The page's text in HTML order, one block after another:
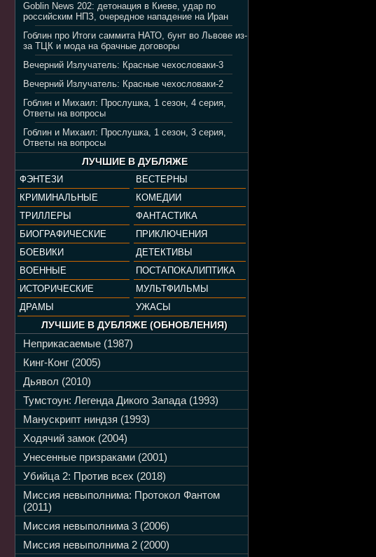
Goblin News 202: детонация в Киеве, удар по
российским НПЗ, очередное нападение на Иран
Гоблин про Итоги саммита НАТО, бунт во Львове из-
за ТЦК и мода на брачные договоры
Вечерний Излучатель: Красные чехословаки-3
Вечерний Излучатель: Красные чехословаки-2
Гоблин и Михаил: Прослушка, 1 сезон, 4 серия,
Ответы на вопросы
Гоблин и Михаил: Прослушка, 1 сезон, 3 серия,
Ответы на вопросы
ЛУЧШИЕ В ДУБЛЯЖЕ
ФЭНТЕЗИ
ВЕСТЕРНЫ
КРИМИНАЛЬНЫЕ
КОМЕДИИ
ТРИЛЛЕРЫ
ФАНТАСТИКА
БИОГРАФИЧЕСКИЕ
ПРИКЛЮЧЕНИЯ
БОЕВИКИ
ДЕТЕКТИВЫ
ВОЕННЫЕ
ПОСТАПОКАЛИПТИКА
ИСТОРИЧЕСКИЕ
МУЛЬТФИЛЬМЫ
ДРАМЫ
УЖАСЫ
ЛУЧШИЕ В ДУБЛЯЖЕ (ОБНОВЛЕНИЯ)
Неприкасаемые (1987)
Кинг-Конг (2005)
Дьявол (2010)
Тумстоун: Легенда Дикого Запада (1993)
Манускрипт ниндзя (1993)
Ходячий замок (2004)
Унесенные призраками (2001)
Убийца 2: Против всех (2018)
Миссия невыполнима: Протокол Фантом
(2011)
Миссия невыполнима 3 (2006)
Миссия невыполнима 2 (2000)